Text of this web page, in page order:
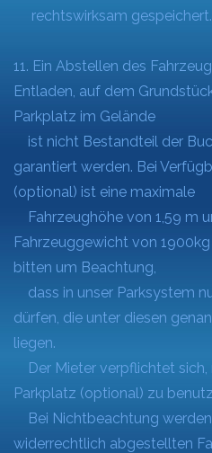
rechtswirksam gespeichert.
11. Ein Abstellen des
Entladen, auf dem
Parkplatz im Gelände
ist nicht Bestandteil der
garantiert werden. Bei
(optional) ist eine maximale
Fahrzeughöhe von 1,59 m
Fahrzeuggewicht von
bitten um Beachtung,
dass in unser Parksystem
dürfen, die unter diesen
liegen.
Der Mieter verpflichtet sich,
Parkplatz (optional) zu
Bei Nichtbeachtung
widerrechtlich abgestellten